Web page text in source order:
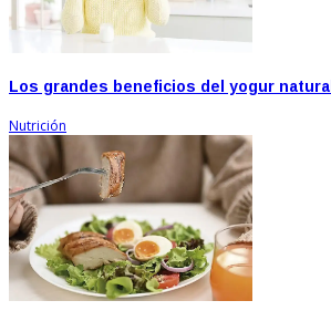
Los grandes beneficios del yogur natural
Nutrición